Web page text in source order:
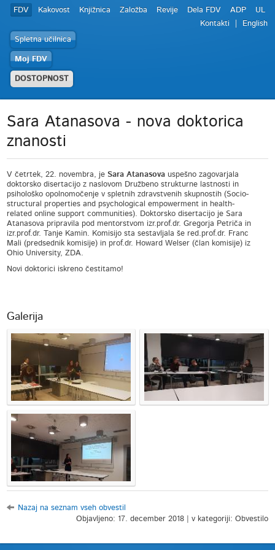
FDV Kakovost Knjižnica Založba Revije Dela FDV ADP
UL
Kontakti
English
Spletna učilnica
Moj FDV
DOSTOPNOST
Sara Atanasova - nova doktorica
znanosti
V četrtek, 22. novembra, jeSara Atanasova uspešno zagovarjala
doktorsko disertacijo z naslovom Družbeno strukturne lastnosti in
psihološko opolnomočenje v spletnih zdravstvenih skupnostih (Socio-
structural properties and psychological empowerment in health-
related online support communities). Doktorsko disertacijo je Sara
Atanasova pripravila pod mentorstvom izr.prof.dr. Gregorja Petriča in
izr.prof.dr. Tanje Kamin. Komisijo sta sestavljala še red.prof.dr. Franc
Mali (predsednik komisije) in prof.dr. Howard Welser (član komisije) iz
Ohio University, ZDA.
Novi doktorici iskreno čestitamo!
Galerija
Nazaj na seznam vseh obvestil
Objavljeno: 17. december 2018 | v kategoriji: Obvestilo